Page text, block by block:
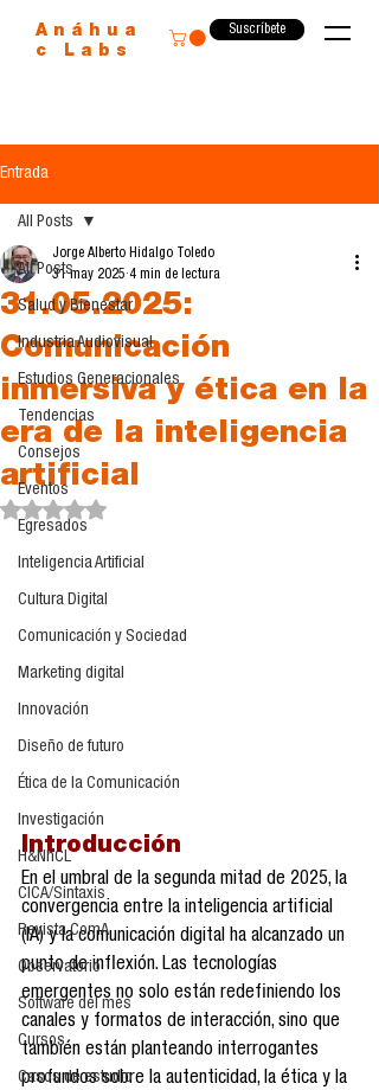
Anáhua
c Labs
Suscríbete
Entrada
All Posts
Salud y Bienestar
Industria Audiovisual
Estudios Generacionales
Tendencias
Consejos
Eventos
Egresados
Inteligencia Artificial
Cultura Digital
Comunicación y Sociedad
Marketing digital
Innovación
Diseño de futuro
Ética de la Comunicación
Investigación
H&NhCL
CICA/Sintaxis
Revista ComA
Observatorio
Software del mes
Cursos
Casos de estudio
All Posts
31.05.2025:
Comunicación
inmersiva y ética en la
era de la inteligencia
artificial
Jorge Alberto Hidalgo Toledo
31 may 2025 4 min de lectura
Obtuvo NaN de 5 estrellas.
Introducción
En el umbral de la segunda mitad de 2025, la
convergencia entre la inteligencia artificial
(IA) y la comunicación digital ha alcanzado un
punto de inflexión. Las tecnologías
emergentes no solo están redefiniendo los
canales y formatos de interacción, sino que
también están planteando interrogantes
profundos sobre la autenticidad, la ética y la